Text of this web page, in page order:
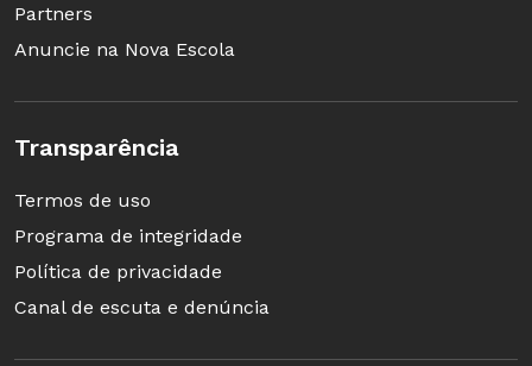
Partners
Anuncie na Nova Escola
Transparência
Termos de uso
Programa de integridade
Política de privacidade
Canal de escuta e denúncia